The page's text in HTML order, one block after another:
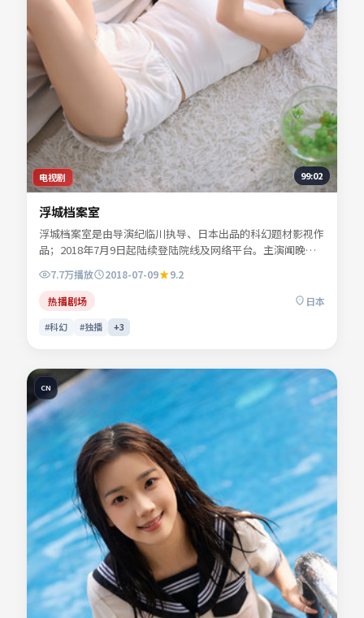
电视剧 99:02
浮城档案室
浮城档案室是由导演纪临川执导、日本出品的科幻题材影视作
品；2018年7月9日起陆续登陆院线及网络平台。主演闻晚
命运。地缘风貌被写得具体可信，地域气质成为叙事推手。适
合检索「科幻电影」「日本影片」「2018年上映」等关键词
7.7万播放 2018-07-09
9.2
热播剧场
日本
#科幻 #独播 +3
CN